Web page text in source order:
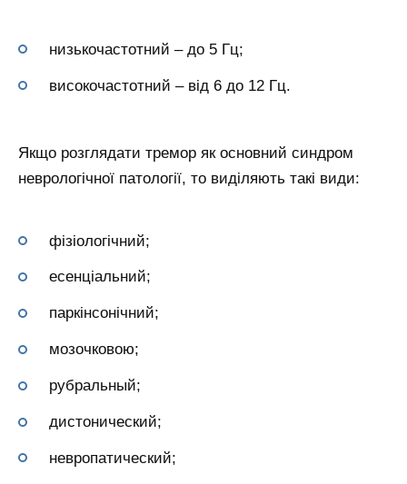
низькочастотний – до 5 Гц;
високочастотний – від 6 до 12 Гц.
Якщо розглядати тремор як основний синдром
неврологічної патології, то виділяють такі види:
фізіологічний;
есенціальний;
паркінсонічний;
мозочковою;
рубральный;
дистонический;
невропатический;